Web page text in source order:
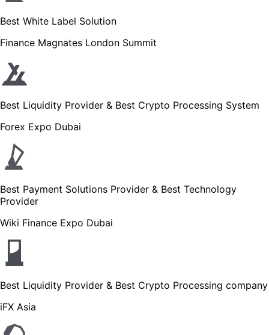
Best White Label Solution
Finance Magnates London Summit
Best Liquidity Provider & Best Crypto Processing System
Forex Expo Dubai
Best Payment Solutions Provider & Best Technology
Provider
Wiki Finance Expo Dubai
Best Liquidity Provider & Best Crypto Processing company
iFX Asia